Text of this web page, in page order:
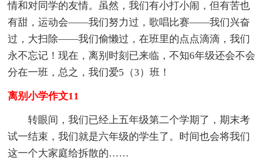
情和对同学的友情。虽然，我们有小打小闹，但有苦也
有甜，运动会——我们努力过，歌唱比赛——我们兴奋
过，大扫除——我们偷懒过，在班里的点点滴滴，我们
永不忘记！现在，离别时刻已来临，不知6年级还会不会
分在一班，总之，我们爱5（3）班！
离别小学作文11
转眼间，我们已经上五年级第二个学期了，期末考
试一结束，我们就是六年级的学生了。时间也会将我们
这一个大家庭给拆散的……